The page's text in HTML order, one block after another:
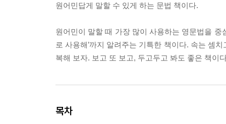
원어민답게 말할 수 있게 하는 문법 책이다.
원어민이 말할 때 가장 많이 사용하는 영문법을
로 사용해’까지 알려주는 기특한 책이다. 속는 셈
복해 보자. 보고 또 보고, 두고두고 봐도 좋은 책이
목차